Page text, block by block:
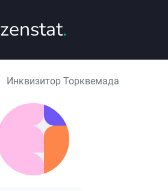
zenstat.
Инквизитор Торквемада